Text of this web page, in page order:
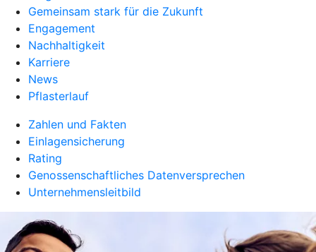
Gemeinsam stark für die Zukunft
Engagement
Nachhaltigkeit
Karriere
News
Pflasterlauf
Zahlen und Fakten
Einlagensicherung
Rating
Genossenschaftliches Datenversprechen
Unternehmensleitbild